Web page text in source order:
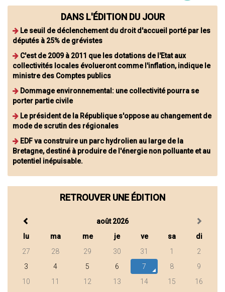
DANS L'ÉDITION DU JOUR
Le seuil de déclenchement du droit d'accueil porté par les
députés à 25% de grévistes
C'est de 2009 à 2011 que les dotations de l'Etat aux
collectivités locales évolueront comme l'inflation, indique le
ministre des Comptes publics
Dommage environnemental: une collectivité pourra se
porter partie civile
Le président de la République s'oppose au changement de
mode de scrutin des régionales
EDF va construire un parc hydrolien au large de la
Bretagne, destiné à produire de l'énergie non polluante et au
potentiel inépuisable.
RETROUVER UNE ÉDITION
août 2026
lu
ma me je ve sa
di
27
28 29 30 31 1
2
3
4 5 6 7 8
9
10
11 12 13 14 15 16